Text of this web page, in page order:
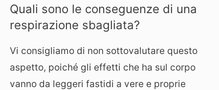
Quali sono le conseguenze di una
respirazione sbagliata?
Vi consigliamo di non sottovalutare questo
aspetto, poiché gli effetti che ha sul corpo
vanno da leggeri fastidi a vere e proprie